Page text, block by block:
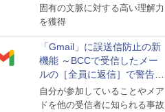
固有の文脈に対する高い理解力
を獲得
「Gmail」に誤送信防止の新
機能 ～BCCで受信したメー
ルの［全員に返信］で警告を
表示
自分が参加していることやメア
ドを他の受信者に知られる事故